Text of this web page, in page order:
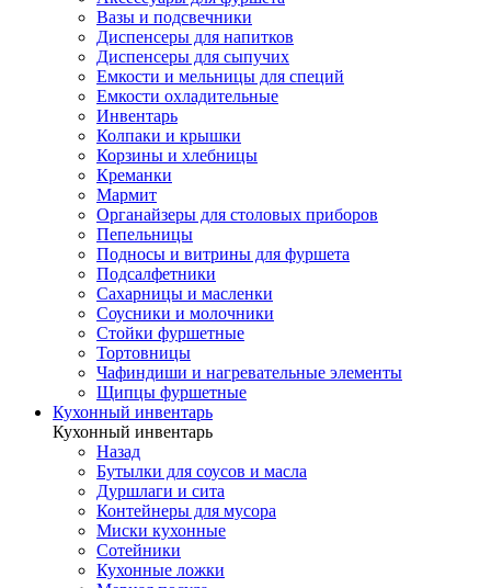
Вазы и подсвечники
Диспенсеры для напитков
Диспенсеры для сыпучих
Емкости и мельницы для специй
Емкости охладительные
Инвентарь
Колпаки и крышки
Корзины и хлебницы
Креманки
Мармит
Органайзеры для столовых приборов
Пепельницы
Подносы и витрины для фуршета
Подсалфетники
Сахарницы и масленки
Соусники и молочники
Стойки фуршетные
Тортовницы
Чафиндиши и нагревательные элементы
Щипцы фуршетные
Кухонный инвентарь
Кухонный инвентарь
Назад
Бутылки для соусов и масла
Дуршлаги и сита
Контейнеры для мусора
Миски кухонные
Сотейники
Кухонные ложки